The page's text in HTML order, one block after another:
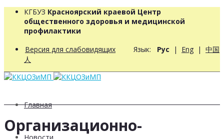
КГБУЗ Красноярский краевой Центр
общественного здоровья и медицинской
профилактики
Версия для слабовидящих Язык: Рус | Eng | 中国
人
Главная
Организационно-